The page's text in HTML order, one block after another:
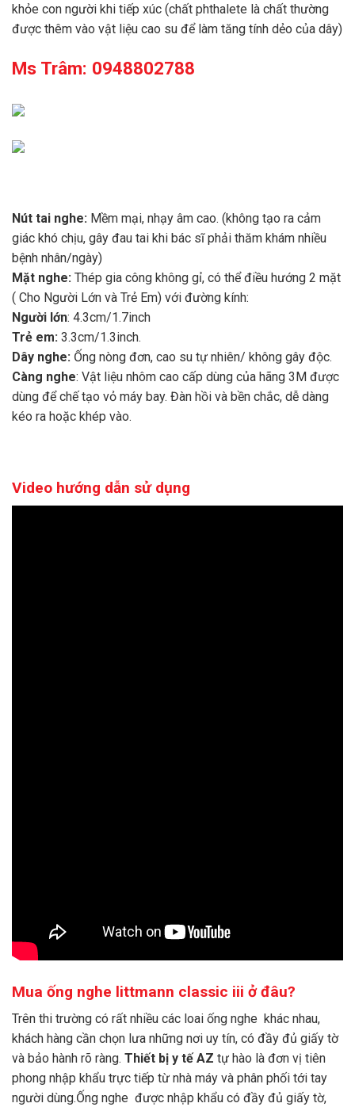
khỏe con người khi tiếp xúc (chất phthalete là chất thường
được thêm vào vật liệu cao su để làm tăng tính dẻo của dây)
Ms Trâm: 0948802788
Nút tai nghe: Mềm mại, nhạy âm cao. (không tạo ra cảm
giác khó chịu, gây đau tai khi bác sĩ phải thăm khám nhiều
bệnh nhân/ngày)
Mặt nghe: Thép gia công không gỉ, có thể điều hướng 2 mặt
( Cho Người Lớn và Trẻ Em) với đường kính:
Người lớn: 4.3cm/1.7inch
Trẻ em: 3.3cm/1.3inch.
Dây nghe: Ống nòng đơn, cao su tự nhiên/ không gây độc.
Càng nghe: Vật liệu nhôm cao cấp dùng của hãng 3M được
dùng để chế tạo vỏ máy bay. Đàn hồi và bền chắc, dễ dàng
kéo ra hoặc khép vào.
Video hướng dẫn sử dụng
Mua ống nghe littmann classic iii ở đâu?
Trên thi trường có rất nhiều các loai ống nghe khác nhau,
khách hàng cần chọn lưa những nơi uy tín, có đầy đủ giấy tờ
và bảo hành rõ ràng. Thiết bị y tế AZ tự hào là đơn vị tiên
phong nhập khẩu trực tiếp từ nhà máy và phân phối tới tay
người dùng.Ống nghe được nhập khẩu có đầy đủ giấy tờ,